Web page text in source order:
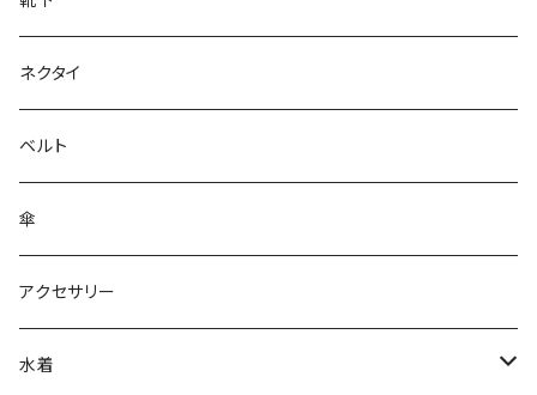
ネクタイ
ベルト
傘
アクセサリー
水着